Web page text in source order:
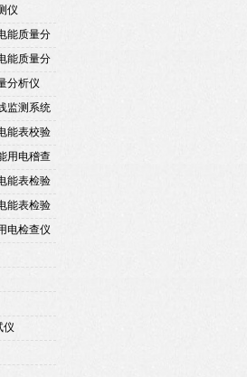
仪
能质量分
能质量分
分析仪
监测系统
能表校验
用电稽查
能表检验
能表检验
电检查仪
仪